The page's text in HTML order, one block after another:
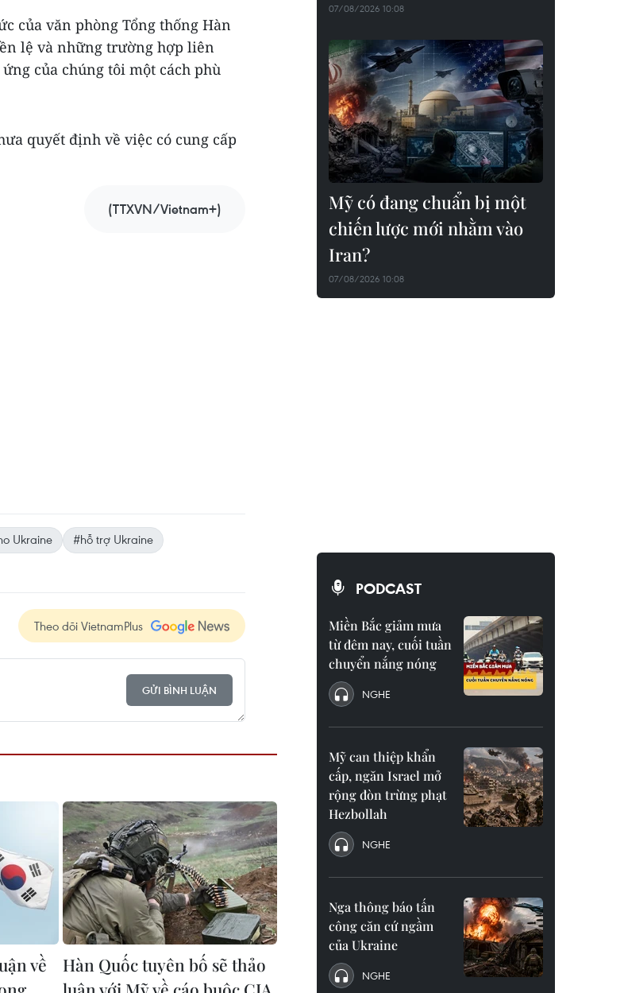
của văn phòng Tổng thống Hàn
lệ và những trường hợp liên
của chúng tôi một cách phù
quyết định về việc có cung cấp
(TTXVN/Vietnam+)
Ukraine
#hỗ trợ Ukraine
Theo dõi VietnamPlus
GỬI BÌNH LUẬN
về
Hàn Quốc tuyên bố sẽ thảo
07/08/2026 10:08
Mỹ có đang chuẩn bị một
chiến lược mới nhằm vào
Iran?
07/08/2026 10:08
PODCAST
Miền Bắc giảm mưa
từ đêm nay, cuối tuần
chuyển nắng nóng
NGHE
Mỹ can thiệp khẩn
cấp, ngăn Israel mở
rộng đòn trừng phạt
Hezbollah
NGHE
Nga thông báo tấn
công căn cứ ngầm
của Ukraine
NGHE